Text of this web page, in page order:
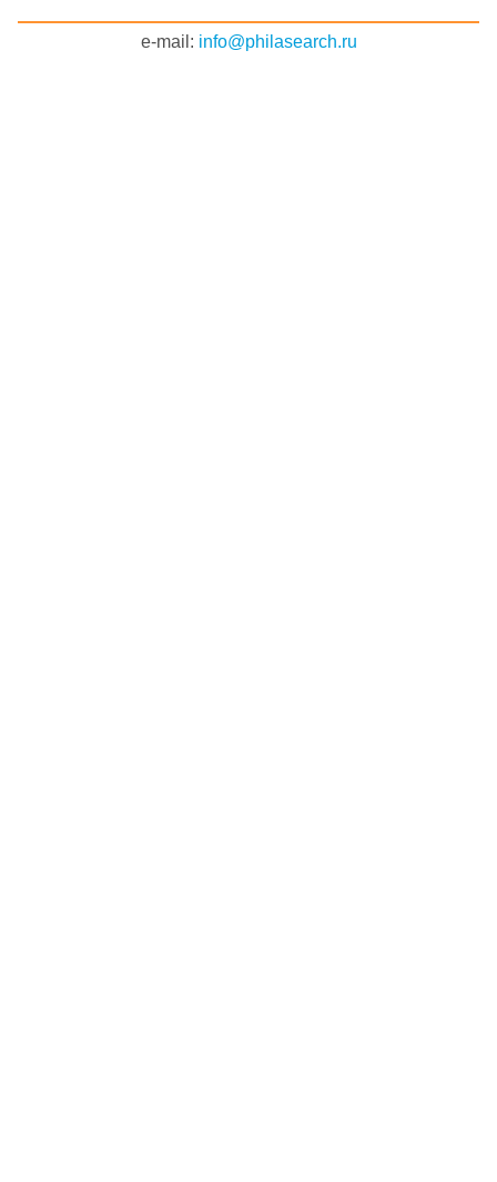
e-mail: info@philasearch.ru